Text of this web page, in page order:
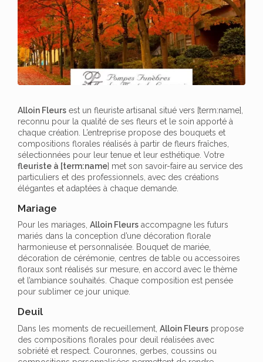
Alloin Fleurs est un fleuriste artisanal situé vers [term:name],
reconnu pour la qualité de ses fleurs et le soin apporté à
chaque création. L’entreprise propose des bouquets et
compositions florales réalisés à partir de fleurs fraîches,
sélectionnées pour leur tenue et leur esthétique. Votre
fleuriste à [term:name] met son savoir-faire au service des
particuliers et des professionnels, avec des créations
élégantes et adaptées à chaque demande.
Mariage
Pour les mariages, Alloin Fleurs accompagne les futurs
mariés dans la conception d’une décoration florale
harmonieuse et personnalisée. Bouquet de mariée,
décoration de cérémonie, centres de table ou accessoires
floraux sont réalisés sur mesure, en accord avec le thème
et l’ambiance souhaités. Chaque composition est pensée
pour sublimer ce jour unique.
Deuil
Dans les moments de recueillement, Alloin Fleurs propose
des compositions florales pour deuil réalisées avec
sobriété et respect. Couronnes, gerbes, coussins ou